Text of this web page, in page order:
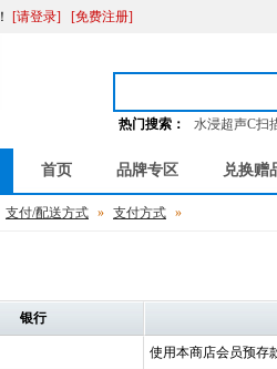
！ [请登录] [免费注册]
热门搜索： 水浸超声C扫
首页 品牌专区 兑换赠
支付/配送方式 » 支付方式 »
银行
使用本商店会员预存